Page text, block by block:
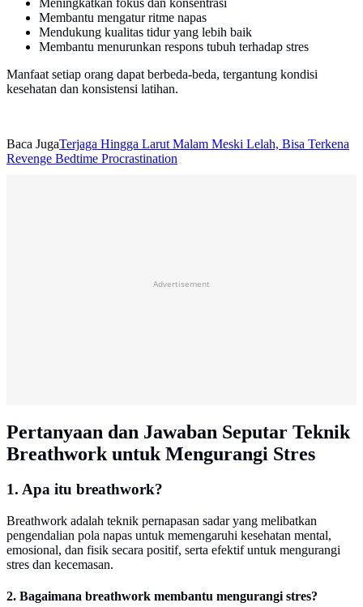
Membantu mengatur ritme napas
Mendukung kualitas tidur yang lebih baik
Membantu menurunkan respons tubuh terhadap stres
Manfaat setiap orang dapat berbeda-beda, tergantung kondisi
kesehatan dan konsistensi latihan.
Baca JugaTerjaga Hingga Larut Malam Meski Lelah, Bisa Terkena
Revenge Bedtime Procrastination
Advertisement
Pertanyaan dan Jawaban Seputar Teknik
Breathwork untuk Mengurangi Stres
1. Apa itu breathwork?
Breathwork adalah teknik pernapasan sadar yang melibatkan
pengendalian pola napas untuk memengaruhi kesehatan mental,
emosional, dan fisik secara positif, serta efektif untuk mengurangi
stres dan kecemasan.
2. Bagaimana breathwork membantu mengurangi stres?